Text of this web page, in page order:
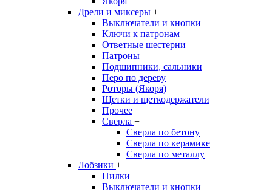
Дрели и миксеры +
Выключатели и кнопки
Ключи к патронам
Ответные шестерни
Патроны
Подшипники, сальники
Перо по дереву
Роторы (Якоря)
Щетки и щеткодержатели
Прочее
Сверла +
Сверла по бетону
Сверла по керамике
Сверла по металлу
Лобзики +
Пилки
Выключатели и кнопки